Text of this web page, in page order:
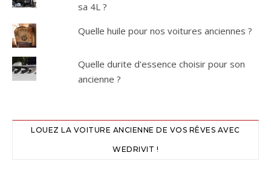
sa 4L ?
Quelle huile pour nos voitures anciennes ?
Quelle durite d'essence choisir pour son
ancienne ?
LOUEZ LA VOITURE ANCIENNE DE VOS RÊVES AVEC
WEDRIVIT !